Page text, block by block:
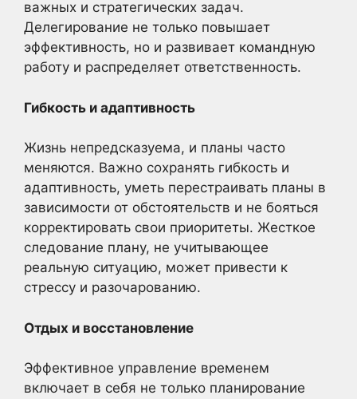
важных и стратегических задач.
Делегирование не только повышает
эффективность, но и развивает командную
работу и распределяет ответственность.
Гибкость и адаптивность
Жизнь непредсказуема, и планы часто
меняются. Важно сохранять гибкость и
адаптивность, уметь перестраивать планы в
зависимости от обстоятельств и не бояться
корректировать свои приоритеты. Жесткое
следование плану, не учитывающее
реальную ситуацию, может привести к
стрессу и разочарованию.
Отдых и восстановление
Эффективное управление временем
включает в себя не только планирование